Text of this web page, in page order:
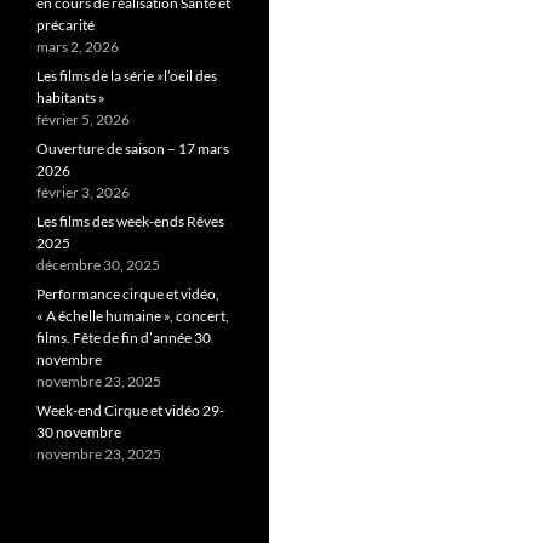
précarité
mars 2, 2026
Les films de la série »l’oeil des
habitants »
février 5, 2026
Ouverture de saison – 17 mars
2026
février 3, 2026
Les films des week-ends Rêves
2025
décembre 30, 2025
Performance cirque et vidéo,
« A échelle humaine », concert,
films. Fête de fin d’année 30
novembre
novembre 23, 2025
Week-end Cirque et vidéo 29-
30 novembre
novembre 23, 2025